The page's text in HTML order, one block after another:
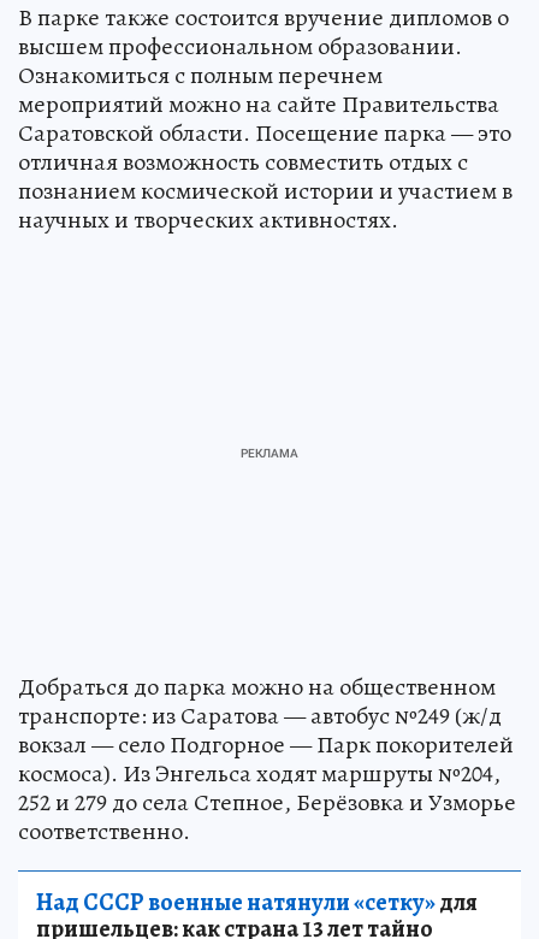
В парке также состоится вручение дипломов о
высшем профессиональном образовании.
Ознакомиться с полным перечнем
мероприятий можно на сайте Правительства
Саратовской области. Посещение парка — это
отличная возможность совместить отдых с
познанием космической истории и участием в
научных и творческих активностях.
Добраться до парка можно на общественном
транспорте: из Саратова — автобус №249 (ж/д
вокзал — село Подгорное — Парк покорителей
космоса). Из Энгельса ходят маршруты №204,
252 и 279 до села Степное, Берёзовка и Узморье
соответственно.
Над СССР военные натянули «сетку»для
пришельцев: как страна 13 лет тайно